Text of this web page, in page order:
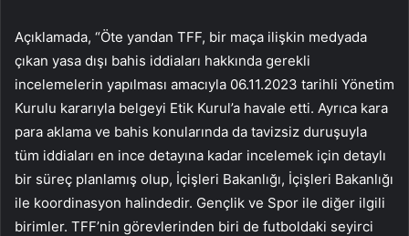
Açıklamada, “Öte yandan TFF, bir maça ilişkin medyada
çıkan yasa dışı bahis iddiaları hakkında gerekli
incelemelerin yapılması amacıyla 06.11.2023 tarihli Yönetim
Kurulu kararıyla belgeyi Etik Kurul’a havale etti. Ayrıca kara
para aklama ve bahis konularında da tavizsiz duruşuyla
tüm iddiaları en ince detayına kadar incelemek için detaylı
bir süreç planlamış olup, İçişleri Bakanlığı, İçişleri Bakanlığı
ile koordinasyon halindedir. Gençlik ve Spor ile diğer ilgili
birimler. TFF’nin görevlerinden biri de futboldaki seyirci